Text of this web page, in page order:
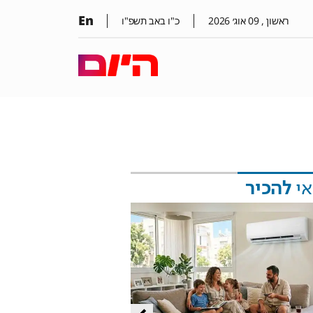
ראשון , 09אוג׳ 2026 כ"ו באב תשפ"ו En
להכיר